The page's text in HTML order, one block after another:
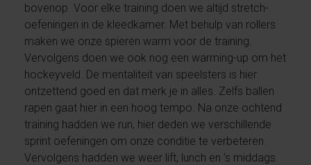
bovenop. Voor elke training doen we altijd stretch-
oefeningen in de kleedkamer. Met behulp van rollers
maken we onze spieren warm voor de training.
Vervolgens doen we ook nog een warming-up om het
hockeyveld. De mentaliteit van speelsters is hier
ontzettend goed en dat merk je in alles. Zelfs ballen
rapen gaat hier in een hoog tempo. Na onze ochtend
training hadden we run, hier deden we verschillende
sprint oefeningen om onze conditie te verbeteren.
Vervolgens hadden we weer lift, lunch en ’s middags